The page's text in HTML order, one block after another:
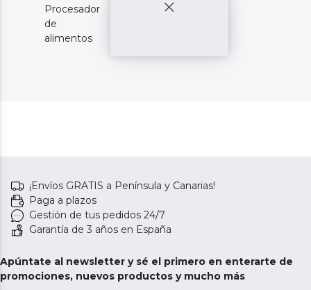
Procesador
de
alimentos
¡Envíos GRATIS a Península y Canarias!
Paga a plazos
Gestión de tus pedidos 24/7
Garantía de 3 años en España
Apúntate al newsletter y sé el primero en enterarte de
promociones, nuevos productos y mucho más